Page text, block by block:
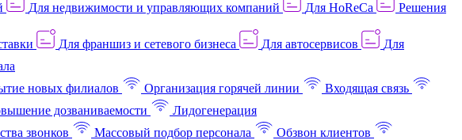
Для недвижимости и управляющих компаний Для HoReCa
Решения
Для франшиз и сетевого бизнеса Для автосервисов
Для
новых филиалов Организация горячей линии
Входящая связь
дозваниваемости
Лидогенерация
звонков Массовый подбор персонала
Обзвон клиентов